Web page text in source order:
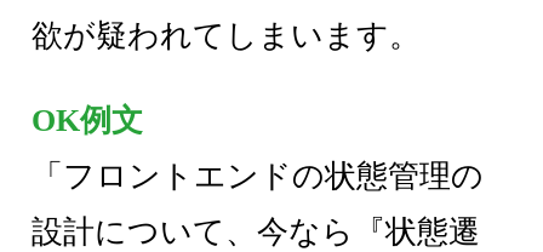
欲が疑われてしまいます。
OK例文
「フロントエンドの状態管理の
設計について、今なら『状態遷